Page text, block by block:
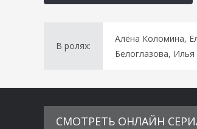
В ролях:
Алёна Коломина,
Белоглазова,
СМОТРЕТЬ ОНЛАЙН